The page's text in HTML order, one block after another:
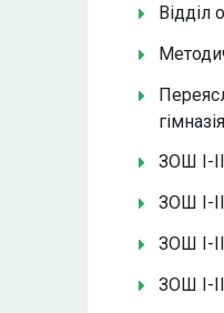
Відділ
гімназія
ЗОШ І-
ЗОШ І-
ЗОШ І-
ЗОШ І-